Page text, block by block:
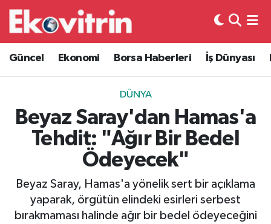
Güncel Ekonomi Borsa Haberleri İş Dünyası
DÜNYA
Beyaz Saray'dan Hamas'a
Tehdit: "Ağır Bir Bedel
Ödeyecek"
Beyaz Saray, Hamas'a yönelik sert bir açıklama
yaparak, örgütün elindeki esirleri serbest
bırakmaması halinde ağır bir bedel ödeyeceğini
Güncel
Ekonomi
Borsa Haberleri
İş Dünyası
Otovitrin
Hava Durumu
Trafik Durumu
Süper Lig Puan Durumu ve Fikstür
Tüm Manşetler
Son Dakika Haberleri
Haber Arşivi